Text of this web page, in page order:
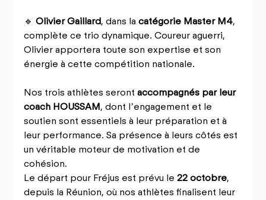
🔹 Olivier Gaillard, dans la catégorie Master M4,
complète ce trio dynamique. Coureur aguerri,
Olivier apportera toute son expertise et son
énergie à cette compétition nationale.
Nos trois athlètes seront accompagnés par leur
coach HOUSSAM, dont l’engagement et le
soutien sont essentiels à leur préparation et à
leur performance. Sa présence à leurs côtés est
un véritable moteur de motivation et de
cohésion.
Le départ pour Fréjus est prévu le 22 octobre,
depuis la Réunion, où nos athlètes finalisent leur